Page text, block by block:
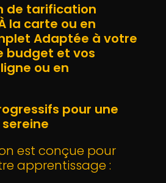
de tarification
la carte ou en
Adaptée à votre
budget et vos
ou en
pour une
est conçue pour
apprentissage :